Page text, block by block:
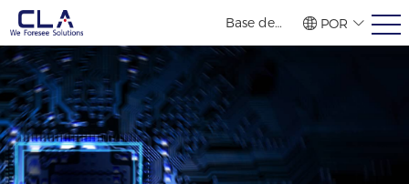
Base de
exterior
POR
繁體
简体
ENG